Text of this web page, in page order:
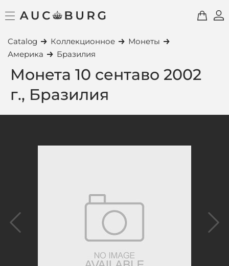
Catalog Коллекционное
Монеты
Америка
Бразилия
Монета 10 сентаво 2002
г., Бразилия